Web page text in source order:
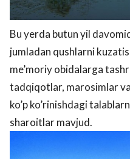
Bu yerda butun yil
jumladan qushlarni
me’moriy obidalarga
tadqiqotlar, marosimlar
ko’p ko’rinishdagi
sharoitlar mavjud.